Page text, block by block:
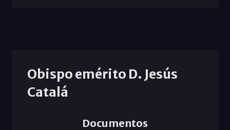
Obispo emérito D. Jesús
Catalá
Documentos